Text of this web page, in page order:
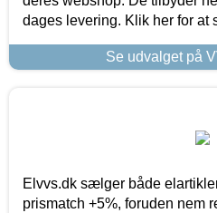
dages levering. Klik her for at
Se udvalget på
Elvvs.dk sælger både
prismatch +5%, foruden nem